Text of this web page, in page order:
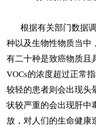
根据有关部门数据调
种以及生物性物质当中
有二十种是致癌物质且
VOCs的浓度超过正常
较轻的患者则会出现头
状较严重的会出现肝中
放，对人们的生命健康